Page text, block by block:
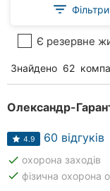
Фільтри
Є резервне
Знайдено 62
Олександр-
4.9 60 відгуків
done охорона заходів
done фізична охорона